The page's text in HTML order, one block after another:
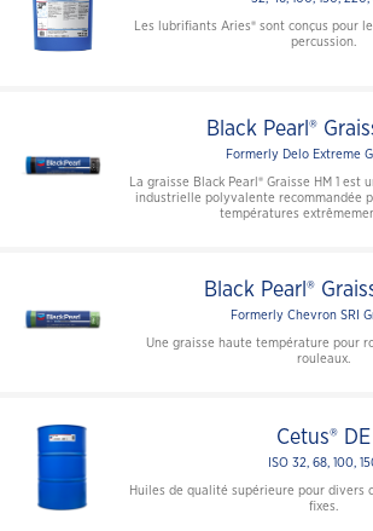
Les lubrifiants Aries® sont conçus pour
percussion.
Black Pearl®
Formerly Delo Extreme
La graisse Black Pearl® Graisse HM 1
industrielle polyvalente recommandée
températures
Black Pearl®
Formerly Chevron SRI
Une graisse haute température pour
rouleaux.
Cetus® DE
ISO 32, 68, 100,
Huiles de qualité supérieure pour divers
fixes.